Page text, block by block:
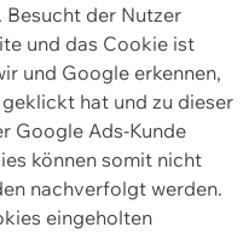
der Nutzer
und das Cookie ist
und Google erkennen,
hat und zu dieser
Google Ads-Kunde
können somit nicht
nachverfolgt werden.
eingeholten